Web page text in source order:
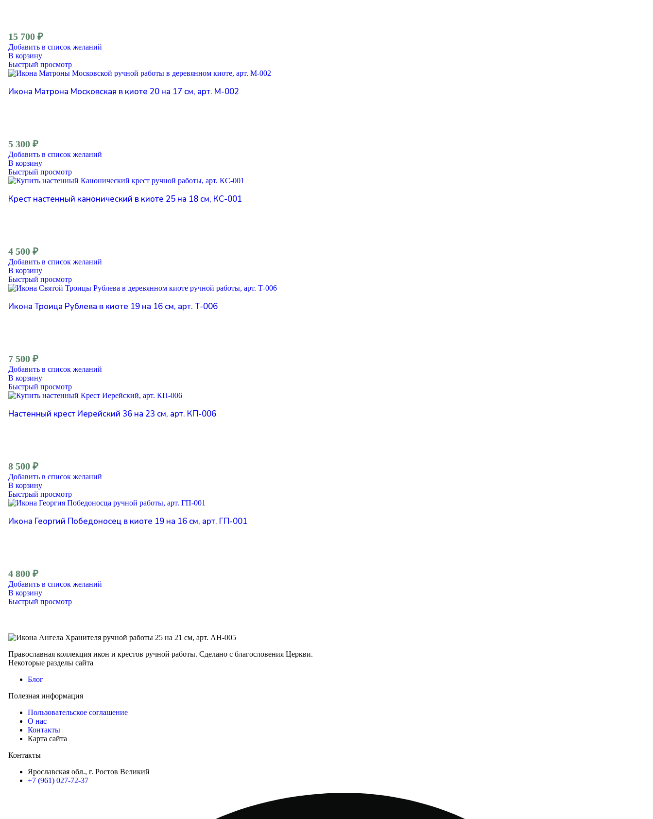
15 700 ₽
Добавить в список желаний
В корзину
Быстрый просмотр
Икона Матрона Московская в киоте 20 на 17 см, арт. М-002
5 300 ₽
Добавить в список желаний
В корзину
Быстрый просмотр
Крест настенный канонический в киоте 25 на 18 см, КС-001
4 500 ₽
Добавить в список желаний
В корзину
Быстрый просмотр
Икона Троица Рублева в киоте 19 на 16 см, арт. Т-006
7 500 ₽
Добавить в список желаний
В корзину
Быстрый просмотр
Настенный крест Иерейский 36 на 23 см, арт. КП-006
8 500 ₽
Добавить в список желаний
В корзину
Быстрый просмотр
Икона Георгий Победоносец в киоте 19 на 16 см, арт. ГП-001
4 800 ₽
Добавить в список желаний
В корзину
Быстрый просмотр
Православная коллекция икон и крестов ручной работы. Сделано с благословения Церкви.
Некоторые разделы сайта
Блог
Полезная информация
Пользовательское соглашение
О нас
Контакты
Карта сайта
Контакты
Ярославская обл., г. Ростов Великий
+7 (961) 027-72-37